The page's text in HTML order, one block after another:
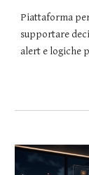
Piattaforma
supportare
alert e logiche